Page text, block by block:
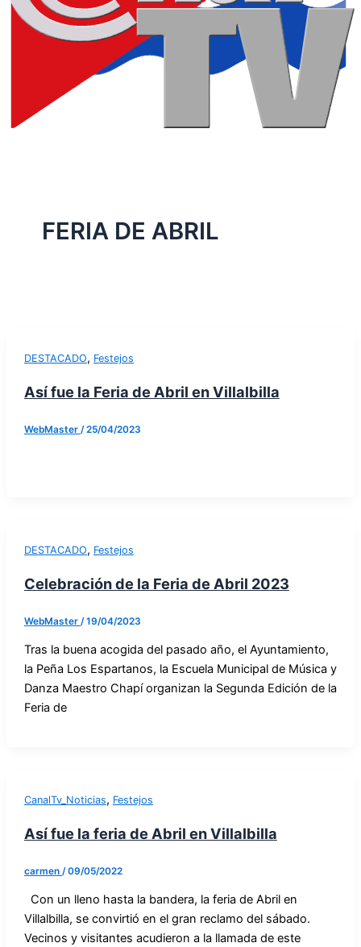
FERIA DE ABRIL
DESTACADO, Festejos
Así fue la Feria de Abril en Villalbilla
WebMaster /25/04/2023
DESTACADO, Festejos
Celebración de la Feria de Abril 2023
WebMaster /19/04/2023
Tras la buena acogida del pasado año, el Ayuntamiento,
la Peña Los Espartanos, la Escuela Municipal de Música y
Danza Maestro Chapí organizan la Segunda Edición de la
Feria de
CanalTv_Noticias, Festejos
Así fue la feria de Abril en Villalbilla
carmen /09/05/2022
Con un lleno hasta la bandera, la feria de Abril en
Villalbilla, se convirtió en el gran reclamo del sábado.
Vecinos y visitantes acudieron a la llamada de este